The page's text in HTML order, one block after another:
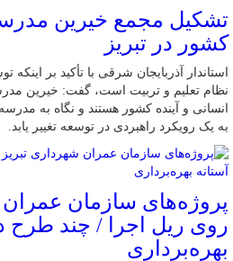
تشکیل مجمع خیرین
کشور در تبریز
استاندار آذربایجان شرقی با تأکید بر اینکه
نظام تعلیم و تربیت است، گفت: خیرین
انسانی و آینده کشور هستند و نگاه به
به یک رویکرد راهبردی در توسعه تغییر یابد.
پروژه‌های سازمان عمران
روی ریل اجرا / چند طرح
بهره‌برداری